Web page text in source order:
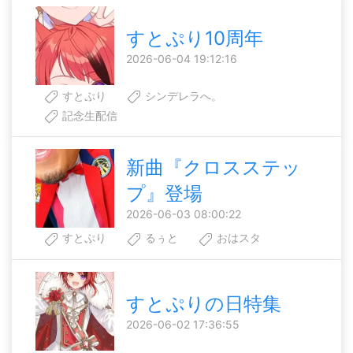
すとぷり10周年
2026-06-04 19:12:16
すとぷり
シンデレラへ。
記念生配信
新曲『クロスステッ
プ』登場
2026-06-03 08:00:22
すとぷり
るぅと おはスタ
すとぷりの日特集
2026-06-02 17:36:55